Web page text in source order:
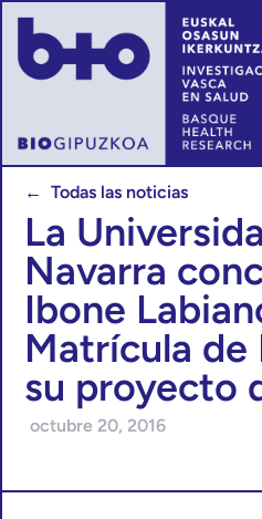
← Todas las noticias
La
Navarra
Ibone
Matrícula
su proyecto
octubre 20, 2016